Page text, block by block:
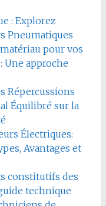
: Explorez
Pneumatiques
pour vos
approche
Répercussions
Équilibré sur la
Électriques:
Avantages et
constitutifs des
technique